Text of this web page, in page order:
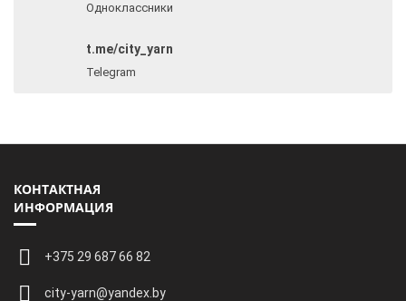
Одноклассники
t.me/city_yarn
Telegram
КОНТАКТНАЯ
ИНФОРМАЦИЯ
+375 29 687 66 82
city-yarn@yandex.by